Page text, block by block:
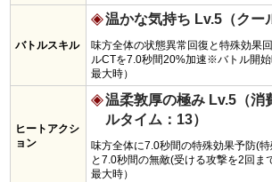
バトルスキル
温かな気持ち Lv.5（クー
味方全体の状態異常回復と特殊効果
ルCTを7.0秒間20%加速※バトル開
最大時）
ヒートアクシ
ョン
温柔敦厚の極み Lv.5（消
ルタイム：13）
味方全体に7.0秒間の特殊効果予防(
と7.0秒間の無敵(受ける攻撃を2回ま
最大時）